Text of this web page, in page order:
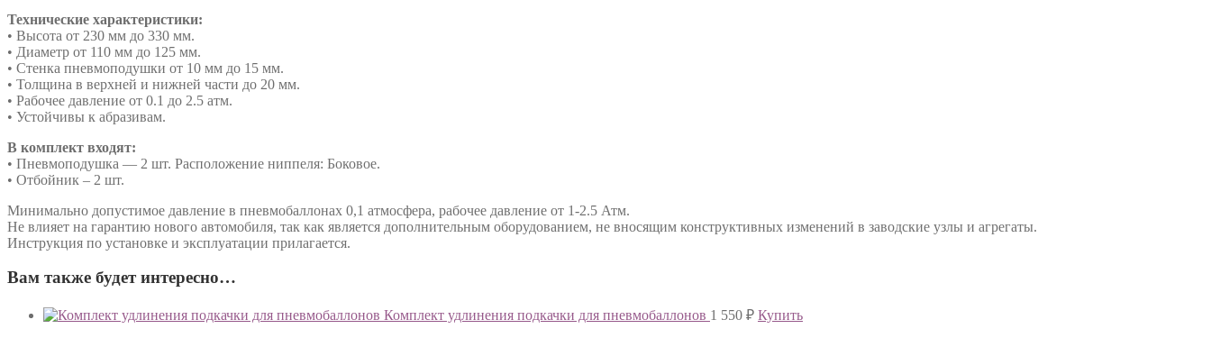
Технические характеристики:
• Высота от 230 мм до 330 мм.
• Диаметр от 110 мм до 125 мм.
• Стенка пневмоподушки от 10 мм до 15 мм.
• Толщина в верхней и нижней части до 20 мм.
• Рабочее давление от 0.1 до 2.5 атм.
• Устойчивы к абразивам.
В комплект входят:
• Пневмоподушка — 2 шт. Расположение ниппеля: Боковое.
• Отбойник – 2 шт.
Минимально допустимое давление в пневмобаллонах 0,1 атмосфера, рабочее давление от 1-2.5 Атм.
Не влияет на гарантию нового автомобиля, так как является дополнительным оборудованием, не вносящим конструктивных изменений в заводские узлы и агрегаты.
Инструкция по установке и эксплуатации прилагается.
Вам также будет интересно…
Комплект удлинения подкачки для пневмобаллонов 1 550 ₽ Купить